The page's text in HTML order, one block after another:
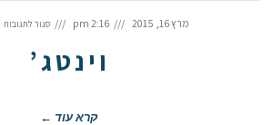
מרץ 16, 2015 2:16 pm סגור לתגובות
וינטג’
קרא עוד ←